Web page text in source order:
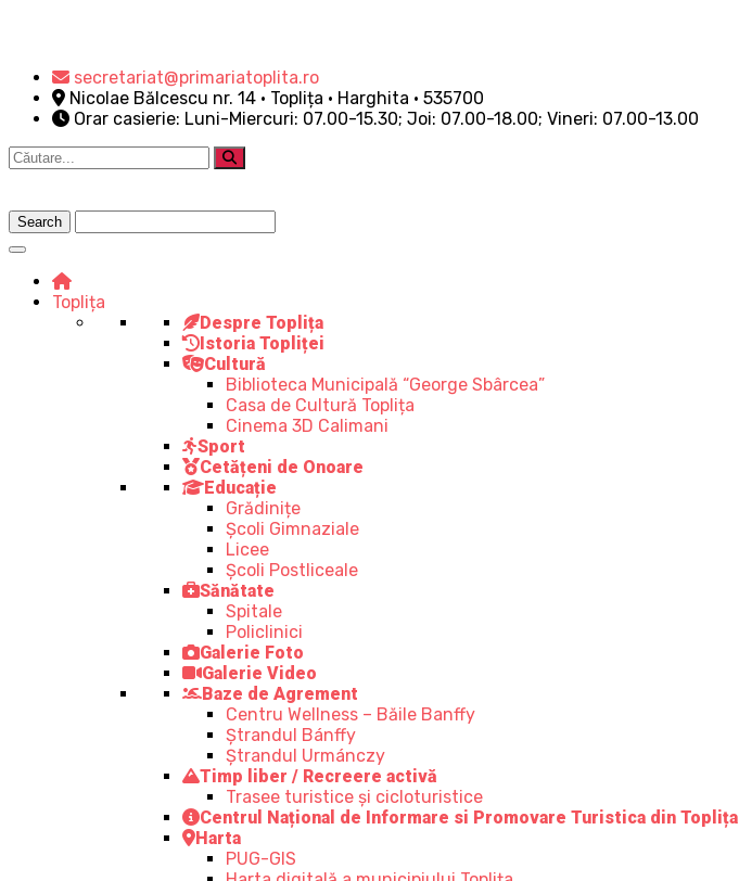
secretariat@primariatoplita.ro
Nicolae Bălcescu nr. 14 • Toplița • Harghita • 535700
Orar casierie: Luni-Miercuri: 07.00-15.30; Joi: 07.00-18.00; Vineri: 07.00-13.00
Toplița
Despre Toplița
Istoria Topliței
Cultură
Biblioteca Municipală “George Sbârcea”
Casa de Cultură Toplița
Cinema 3D Calimani
Sport
Cetățeni de Onoare
Educație
Grădinițe
Școli Gimnaziale
Licee
Școli Postliceale
Sănătate
Spitale
Policlinici
Galerie Foto
Galerie Video
Baze de Agrement
Centru Wellness – Băile Banffy
Ștrandul Bánffy
Ștrandul Urmánczy
Timp liber / Recreere activă
Trasee turistice şi cicloturistice
Centrul Național de Informare si Promovare Turistica din Toplița
Harta
PUG-GIS